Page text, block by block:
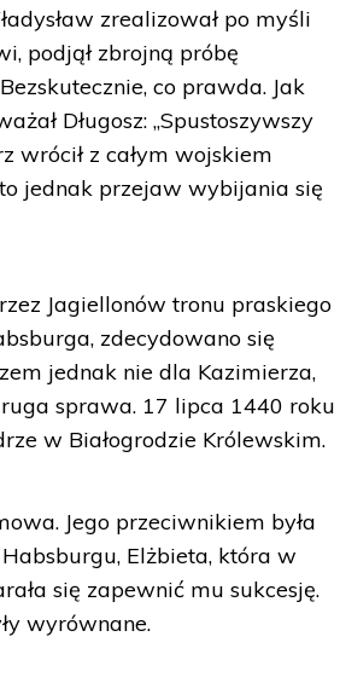
zrealizował po myśli
podjął zbrojną próbę
co prawda. Jak
Długosz: „Spustoszywszy
wrócił z całym wojskiem
jednak przejaw wybijania się
Jagiellonów tronu praskiego
zdecydowano się
jednak nie dla Kazimierza,
sprawa. 17 lipca 1440 roku
w Białogrodzie Królewskim.
Jego przeciwnikiem była
Elżbieta, która w
się zapewnić mu sukcesję.
wyrównane.